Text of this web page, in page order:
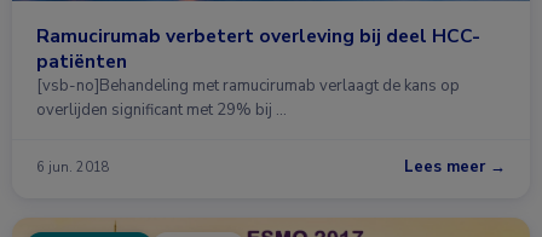
Ramucirumab verbetert overleving bij deel HCC-
patiënten
[vsb-no]Behandeling met ramucirumab verlaagt de kans op
overlijden significant met 29% bij …
6 jun. 2018 Lees meer →